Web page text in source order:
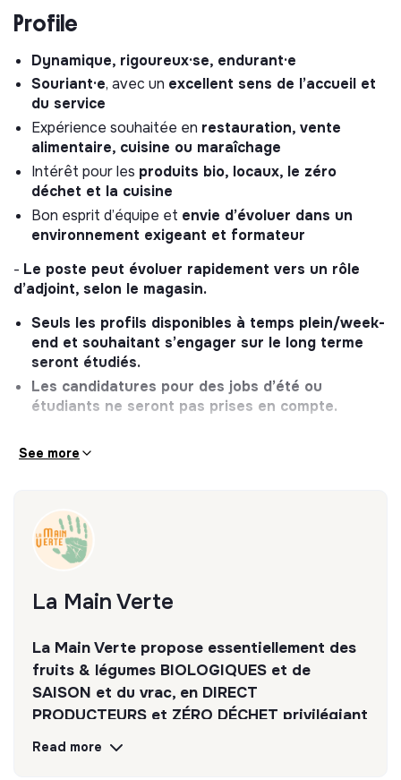
Profile
Dynamique, rigoureux·se, endurant·e
Souriant·e, avec un excellent sens de l’accueil et
du service
Expérience souhaitée en restauration, vente
alimentaire, cuisine ou maraîchage
Intérêt pour les produits bio, locaux, le zéro
déchet et la cuisine
Bon esprit d’équipe et envie d’évoluer dans un
environnement exigeant et formateur
- Le poste peut évoluer rapidement vers un rôle
d’adjoint, selon le magasin.
Seuls les profils disponibles à temps plein/week-
end et souhaitant s’engager sur le long terme
seront étudiés.
Les candidatures pour des jobs d’été ou
étudiants ne seront pas prises en compte.
See more
La Main Verte
La Main Verte propose essentiellement des
fruits & légumes BIOLOGIQUES et de
SAISON et du vrac, en DIRECT
PRODUCTEURS et ZÉRO DÉCHET privilégiant
des produits de qualité au prix juste.
Read more